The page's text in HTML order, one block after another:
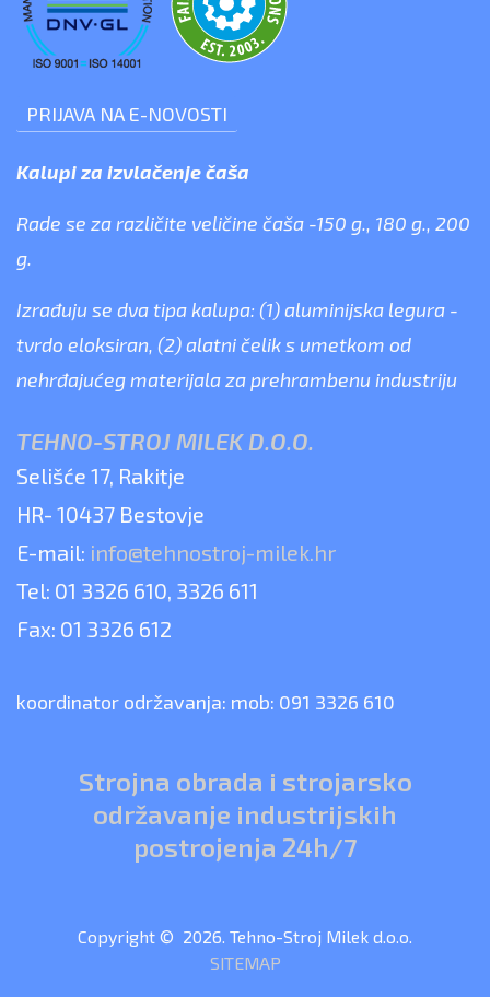
PRIJAVA NA E-NOVOSTI
Kalupi za izvlačenje čaša
Rade se za različite veličine čaša -150 g., 180 g., 200
g.
Izrađuju se dva tipa kalupa: (1) aluminijska legura -
tvrdo eloksiran, (2) alatni čelik s umetkom od
nehrđajućeg materijala za prehrambenu industriju
TEHNO-STROJ MILEK D.O.O.
Selišće 17, Rakitje
HR- 10437 Bestovje
E-mail: info@tehnostroj-milek.hr
Tel: 01 3326 610, 3326 611
Fax: 01 3326 612
koordinator održavanja: mob: 091 3326 610
Strojna obrada i strojarsko
održavanje industrijskih
postrojenja 24h/7
Copyright © 2026. Tehno-Stroj Milek d.o.o.
SITEMAP